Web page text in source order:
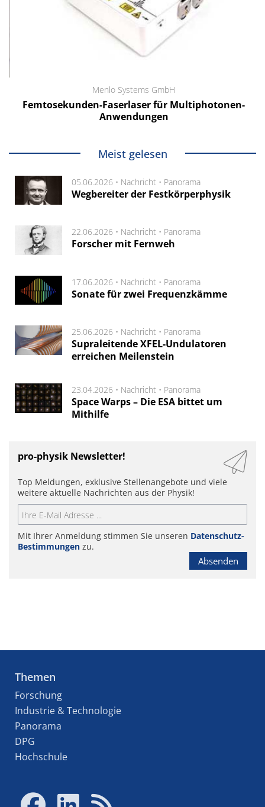
Menlo Systems GmbH
Femtosekunden-Faserlaser für Multiphotonen-
Anwendungen
Meist gelesen
05.06.2026 • Nachricht • Panorama
Wegbereiter der Festkörperphysik
22.06.2026 • Nachricht • Panorama
Forscher mit Fernweh
17.06.2026 • Nachricht • Panorama
Sonate für zwei Frequenzkämme
25.06.2026 • Nachricht • Panorama
Supraleitende XFEL-Undulatoren
erreichen Meilenstein
23.04.2026 • Nachricht • Panorama
Space Warps – Die ESA bittet um
Mithilfe
pro-physik Newsletter!
Top Meldungen, exklusive Stellenangebote und viele
weitere aktuelle Nachrichten aus der Physik!
Mit Ihrer Anmeldung stimmen Sie unseren Datenschutz-
Bestimmungen zu.
Absenden
Themen
Forschung
Industrie & Technologie
Panorama
DPG
Hochschule